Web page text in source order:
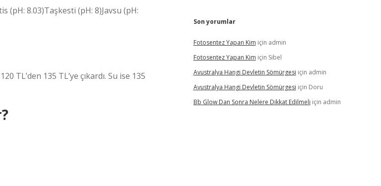
(pH: 8.03)Taşkesti (pH: 8)Javsu (pH:
TL’den 135 TL’ye çıkardı. Su ise 135
Son yorumlar
Fotosentez Yapan Kim için admin
Fotosentez Yapan Kim için Sibel
Avustralya Hangi Devletin Sömürgesi için admin
Avustralya Hangi Devletin Sömürgesi için Doru
Bb Glow Dan Sonra Nelere Dikkat Edilmeli için admin